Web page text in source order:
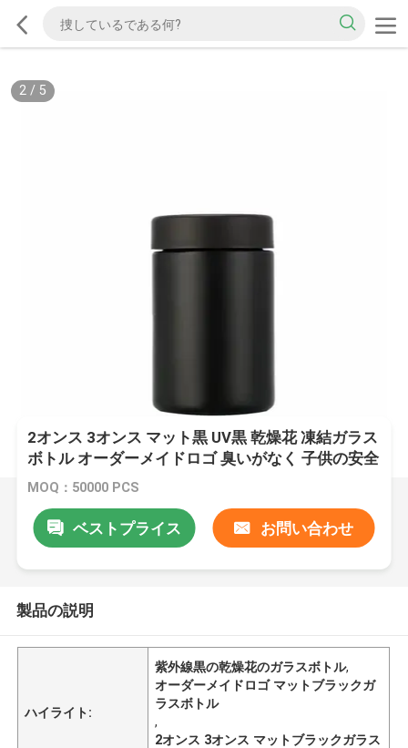
2/ 5
2オンス 3オンス マット黒 UV黒 乾燥花 凍結ガラス
ボトル オーダーメイドロゴ 臭いがなく 子供の安全
鍵蓋
MOQ：50000 PCS
ベストプライス お問い合わせ
製品の説明
ハイライト:
紫外線黒の乾燥花のガラスボトル,
オーダーメイドロゴ マットブラックガ
ラスボトル
,
2オンス 3オンス マットブラックガラス